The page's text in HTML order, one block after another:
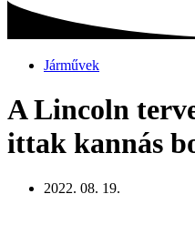
Járművek
A Lincoln
ittak kannás
2022. 08. 19.